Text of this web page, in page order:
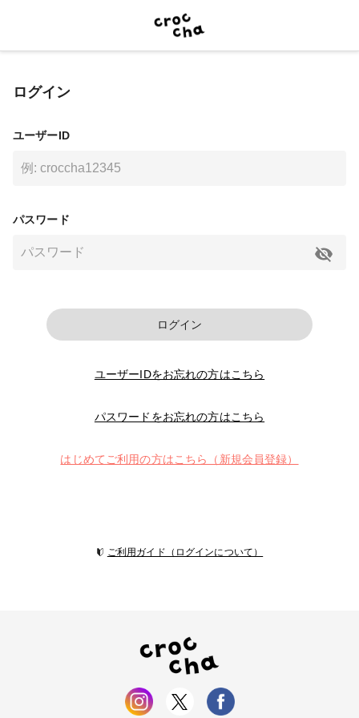
ログイン
ユーザーID
パスワード
ログイン
ユーザーIDをお忘れの方はこちら
パスワードをお忘れの方はこちら
はじめてご利用の方はこちら（新規会員登録）
ご利用ガイド（ログインについて）